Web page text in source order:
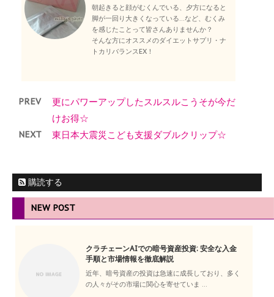
朝起きると顔がむくんでいる、夕方になると
脚が一回り大きくなっている…など、むくみ
を感じたことって皆さんありませんか？
そんな方にオススメのダイエットサプリ・ナ
トカリバランスEX！
PREV
更にパワーアップしたスルスルこうそが今だ
けお得☆
NEXT 東日本大震災こども支援ダブルクリップ☆
購読する
NEW POST
クラチェーンAIでの暗号資産投資: 安全な入金
手順と市場情報を徹底解説
近年、暗号資産の投資は急速に成長しており、多く
の人々がその市場に関心を寄せていま ...